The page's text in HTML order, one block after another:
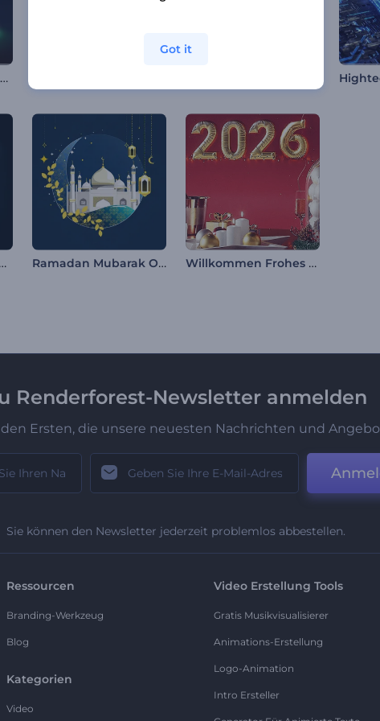
Glänzendes Chrom Logo Reveal
Glühende Streifen-Reveal-Logo Ramadan Mubarak Opener Willkommen Frohes Neues Jahr
Renderforest-Newsletter anmelden
den Ersten, die unsere neuesten Nachrichten und
Sie können den Newsletter jederzeit problemlos abbestellen.
Ressourcen
Branding-Werkzeug
Blog
Kategorien
Video
Video Erstellung Tools
Gratis Musikvisualisierer
Animations-Erstellung
Logo-Animation
Intro Ersteller
Got it